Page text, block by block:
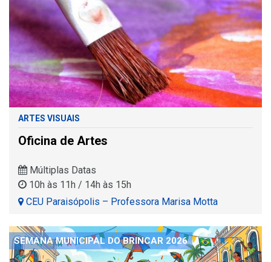
ARTES VISUAIS
Oficina de Artes
Múltiplas Datas
10h às 11h / 14h às 15h
CEU Paraisópolis – Professora Marisa Motta
SEMANA MUNICIPAL DO BRINCAR 2026